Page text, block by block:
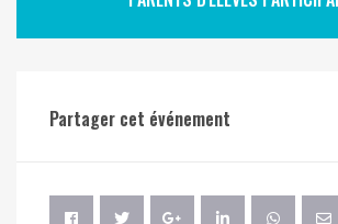
Partager cet événement